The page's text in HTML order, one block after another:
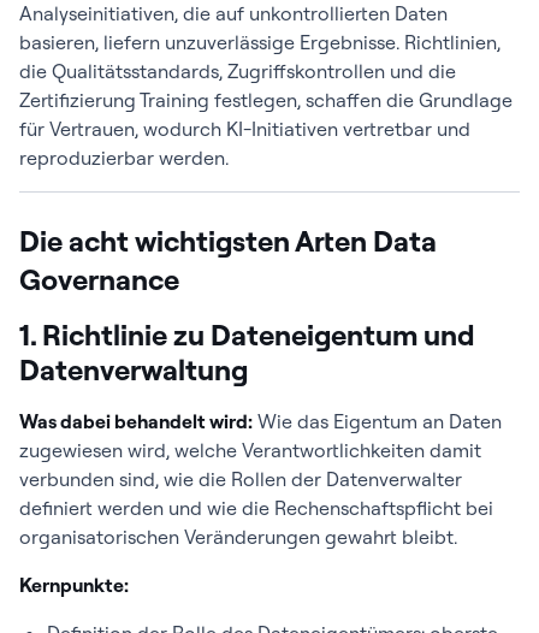
Analyseinitiativen, die auf unkontrollierten Daten
basieren, liefern unzuverlässige Ergebnisse. Richtlinien,
die Qualitätsstandards, Zugriffskontrollen und die
Zertifizierung Training festlegen, schaffen die Grundlage
für Vertrauen, wodurch KI-Initiativen vertretbar und
reproduzierbar werden.
Die acht wichtigsten Arten Data
Governance
1. Richtlinie zu Dateneigentum und
Datenverwaltung
Was dabei behandelt wird: Wie das Eigentum an Daten
zugewiesen wird, welche Verantwortlichkeiten damit
verbunden sind, wie die Rollen der Datenverwalter
definiert werden und wie die Rechenschaftspflicht bei
organisatorischen Veränderungen gewahrt bleibt.
Kernpunkte: